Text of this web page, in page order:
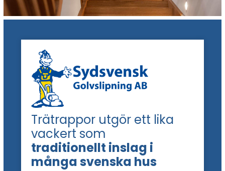
Trätrappor utgör ett lika
vackert som
traditionellt inslag i
många svenska hus